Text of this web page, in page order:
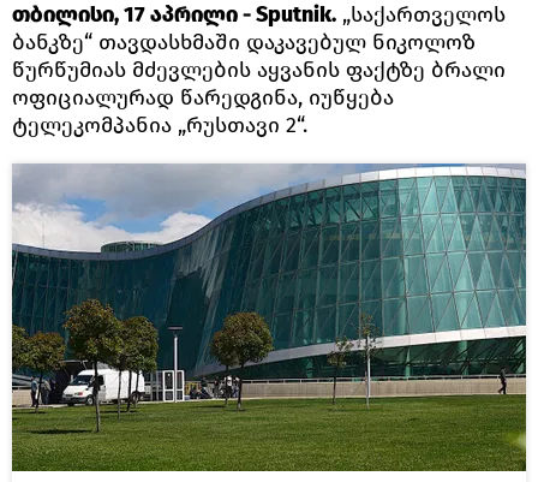
თბილისი, 17 აპრილი - Sputnik. „საქართველოს
ბანკზე“ თავდასხმაში დაკავებულ ნიკოლოზ
წურწუმიას მძევლების აყვანის ფაქტზე ბრალი
ოფიციალურად წარედგინა, იუწყება
ტელეკომპანია „რუსთავი 2“.